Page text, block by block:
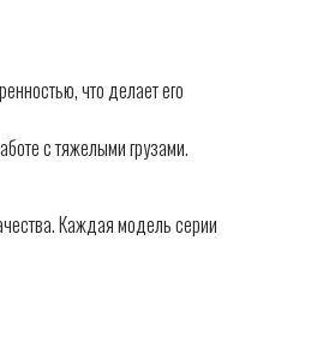
что делает его
с тяжелыми грузами.
Каждая модель серии